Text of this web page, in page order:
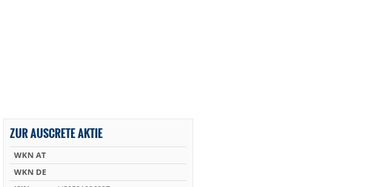
ZUR AUSCRETE AKTIE
WKN AT
WKN DE